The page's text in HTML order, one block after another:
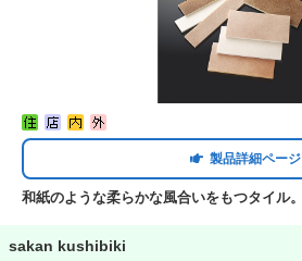
製品詳細ページ
和紙のような柔らかな風合いをもつタイル。
sakan kushibiki